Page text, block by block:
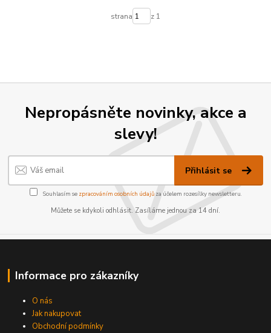
strana z 1
Nepropásněte novinky, akce a
slevy!
Přihlásit se
Souhlasím se zpracováním osobních údajůza účelem rozesílky newsletteru.
Můžete se kdykoli odhlásit. Zasíláme jednou za 14 dní.
Informace pro zákazníky
O nás
Jak nakupovat
Obchodní podmínky